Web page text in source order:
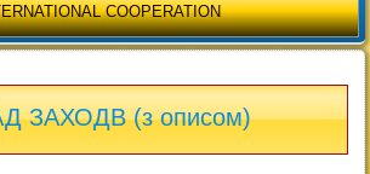
COOPERATION
ЗАХОДВ (з описом)